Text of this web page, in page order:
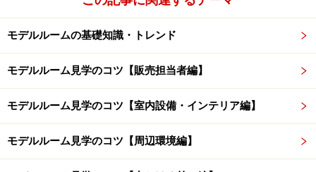
逆に、今後の新規分譲マンションの供給価格いかんで
は、販売中物件の売れ行きが加速するケースも考えら
れ、GWは、候補物件の多いタイミングかもしれません。
GWのメリット2：トレンドを把握しやすい
モデルルームの基礎知識・トレンド
モデルルーム見学のコツ【販売担当者編】
モデルルーム見学のコツ【室内設備・インテリア編】
モデルルーム見学のコツ【周辺環境編】